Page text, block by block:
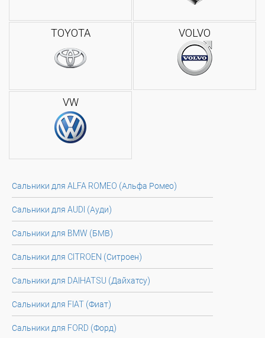
TOYOTA VOLVO
VW
Сальники для ALFA ROMEO (Альфа Ромео)
Сальники для AUDI (Ауди)
Сальники для BMW (БМВ)
Сальники для CITROEN (Ситроен)
Сальники для DAIHATSU (Дайхатсу)
Сальники для FIAT (Фиат)
Сальники для FORD (Форд)